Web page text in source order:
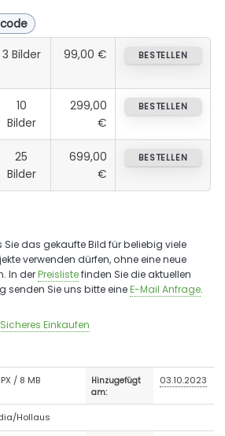
3 Bilder 99,00 € BESTELLEN
10
Bilder
299,00
€
BESTELLEN
25
Bilder
699,00
€
BESTELLEN
Sie das gekaufte Bild für beliebig viele
verwenden dürfen, ohne eine neue
In derPreislistefinden Sie die aktuellen
senden Sie uns bitte eineE-Mail Anfrage.
Einkaufen
/ 8 MB
Hinzugefügt
am:
03.10.2023
Hollaus